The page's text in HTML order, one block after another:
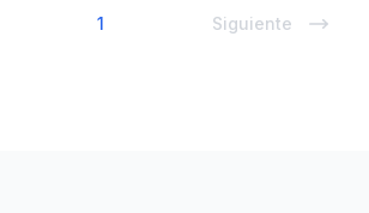
1 Siguiente